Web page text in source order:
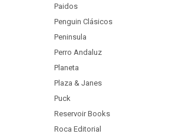
Paidos
Penguin Clásicos
Peninsula
Perro Andaluz
Planeta
Plaza & Janes
Puck
Reservoir Books
Roca Editorial